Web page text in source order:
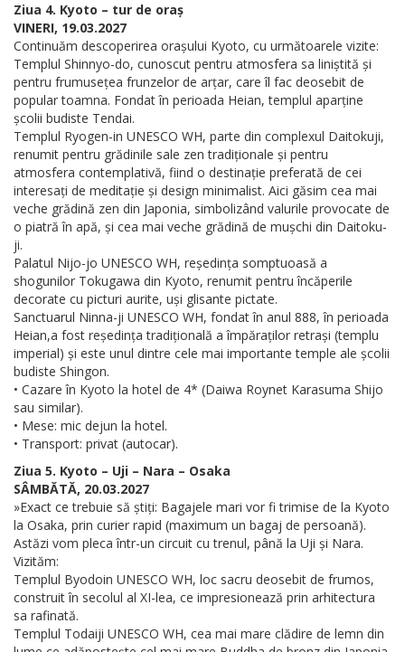
Ziua 4. Kyoto – tur de oraș
VINERI, 19.03.2027
Continuăm descoperirea orașului Kyoto, cu următoarele vizite:
Templul Shinnyo-do, cunoscut pentru atmosfera sa liniștită și
pentru frumusețea frunzelor de arțar, care îl fac deosebit de
popular toamna. Fondat în perioada Heian, templul aparține
școlii budiste Tendai.
Templul Ryogen-in UNESCO WH, parte din complexul Daitokuji,
renumit pentru grădinile sale zen tradiționale și pentru
atmosfera contemplativă, fiind o destinație preferată de cei
interesați de meditație și design minimalist. Aici găsim cea mai
veche grădină zen din Japonia, simbolizând valurile provocate de
o piatră în apă, și cea mai veche grădină de mușchi din Daitoku-
ji.
Palatul Nijo-jo UNESCO WH, reședința somptuoasă a
shogunilor Tokugawa din Kyoto, renumit pentru încăperile
decorate cu picturi aurite, uși glisante pictate.
Sanctuarul Ninna-ji UNESCO WH, fondat în anul 888, în perioada
Heian,a fost reședința tradițională a împăraților retrași (templu
imperial) și este unul dintre cele mai importante temple ale școlii
budiste Shingon.
• Cazare în Kyoto la hotel de 4* (Daiwa Roynet Karasuma Shijo
sau similar).
• Mese: mic dejun la hotel.
• Transport: privat (autocar).
Ziua 5. Kyoto – Uji – Nara – Osaka
SÂMBĂTĂ, 20.03.2027
»Exact ce trebuie să știți: Bagajele mari vor fi trimise de la Kyoto
la Osaka, prin curier rapid (maximum un bagaj de persoană).
Astăzi vom pleca într-un circuit cu trenul, până la Uji și Nara.
Vizităm:
Templul Byodoin UNESCO WH, loc sacru deosebit de frumos,
construit în secolul al XI-lea, ce impresionează prin arhitectura
sa rafinată.
Templul Todaiji UNESCO WH, cea mai mare clădire de lemn din